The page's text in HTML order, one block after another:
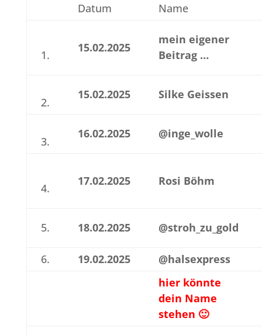
Datum Name
1.
15.02.2025
mein eigener
Beitrag …
2.
15.02.2025 Silke Geissen
3.
16.02.2025 @inge_wolle
4.
17.02.2025 Rosi Böhm
5. 18.02.2025 @stroh_zu_gold
6. 19.02.2025
@halsexpress
hier könnte
dein Name
stehen 🙂